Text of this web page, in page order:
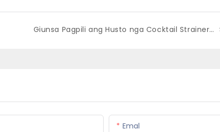
Giunsa Pagpili ang Husto nga Cocktail Strainer : Kuhaa ang Hingpit nga Pagbubo Matag Panahon
Emal